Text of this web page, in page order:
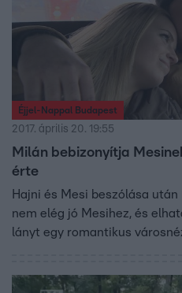
Éjjel-Nappal Budapest
2017. április 20. 19:55
Milán bebizonyítja
érte
Hajni és Mesi beszólása
nem elég jó Mesihez, és
lányt egy romantikus